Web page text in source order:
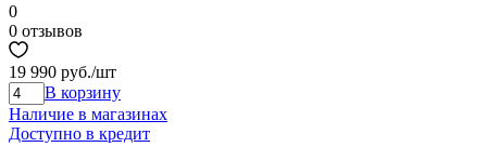
0
0 отзывов
19 990 руб./шт
В корзину
Наличие в магазинах
Доступно в кредит